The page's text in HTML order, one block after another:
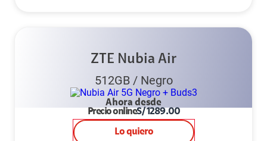
ZTE Nubia Air
512GB/ Negro
Ahora desde
Precio onlineS/1289.00
Lo quiero